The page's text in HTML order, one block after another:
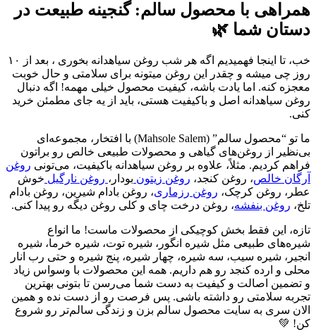
همراهی با محصول سالم: گنجینه طبیعت در
دستان شما 🌿
خب، تا اینجا فهمیدیم اگه هر شب روغن سیاهدانه بخوری ، بعد از ۱۰
روز چی میشه و چقدر این روغن میتونه برای سلامتی و حال خوبت
معجزه کنه. اما یادت باشه، کیفیت محصول خیلی مهمه! اگه دنبال
روغن سیاهدانه اصل و باکیفیت هستی، باید از یه جای مطمئن خرید
کنی.
ما تو “محصول سالم” (Mahsole Salem) با افتخار، مجموعه‌ای
بی‌نظیر از روغن‌های گیاهی و محصولات طبیعی خالص رو براتون
فراهم کردیم. مثلاً، علاوه بر روغن سیاهدانه باکیفیت، می‌تونی روغن
آرگان خالص، روغن کنجد، روغن زیتون بودار، روغن نارگیل خوش
عطر، روغن کرچک، روغن رزماری، روغن بادام شیرین، روغن بادام
تلخ، روغن بنفشه، روغن درخت چای و کلی روغن دیگه رو پیدا کنی.
تازه، این فقط بخش کوچیکی از محصولات ماست! ما انواع
شیره‌های طبیعی مثل شیره انگور، شیره توت، شیره خرما، شیره
انجیر، شیره سیب، سه شیره، چهار شیره، پنج شیره و حتی رب انار
محلی و ارده کنجد رو هم داریم. همه این محصولات با وسواس زیاد
و تضمین اصالت و کیفیت به دست شما می‌رسن تا بتونی بهترین
تجربه سلامتی رو داشته باشی. پس فرصت رو از دست نده و همین
الان سری به سایت محصول سالم بزن و زندگی سالم‌تر رو شروع
کن! 💚